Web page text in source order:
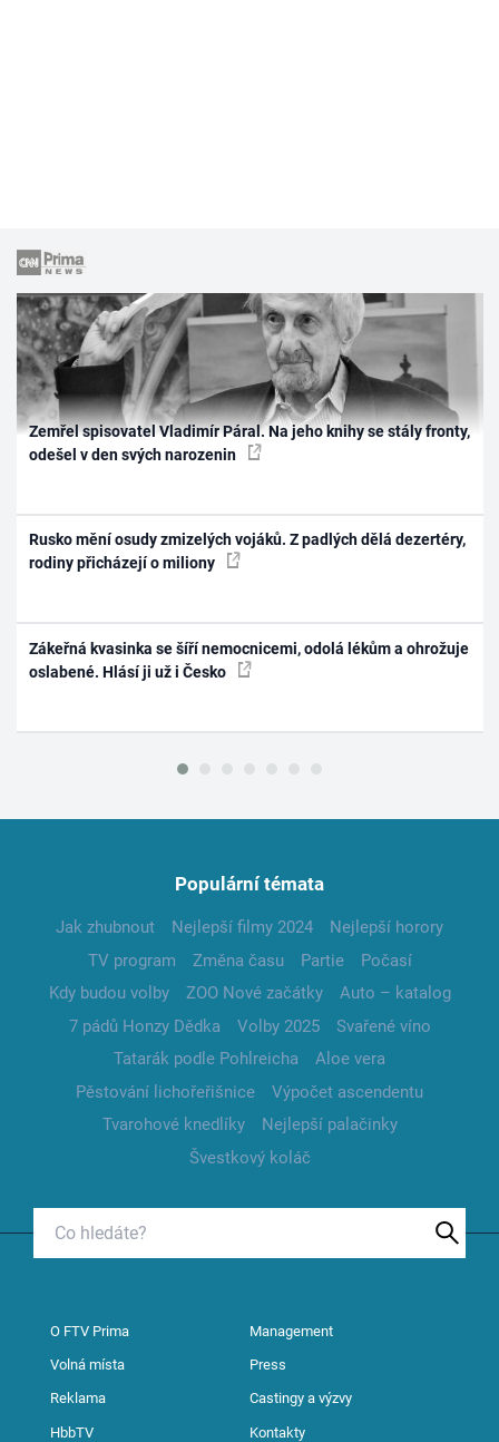
Zemřel spisovatel Vladimír Páral. Na jeho knihy se stály fronty,
odešel v den svých narozenin
Rusko mění osudy zmizelých vojáků. Z padlých dělá dezertéry,
rodiny přicházejí o miliony
Zákeřná kvasinka se šíří nemocnicemi, odolá lékům a ohrožuje
oslabené. Hlásí ji už i Česko
Populární témata
Jak zhubnout Nejlepší filmy 2024
Nejlepší horory
TV program
Změna času Partie
Počasí
Kdy budou volby
ZOO Nové začátky
Auto – katalog
7 pádů Honzy Dědka
Volby 2025
Svařené víno
Tatarák podle Pohlreicha
Aloe vera
Pěstování lichořeřišnice
Výpočet ascendentu
Tvarohové knedlíky
Nejlepší palačinky
Švestkový koláč
O FTV Prima Management
Volná místa Press
Reklama Castingy a výzvy
HbbTV Kontakty